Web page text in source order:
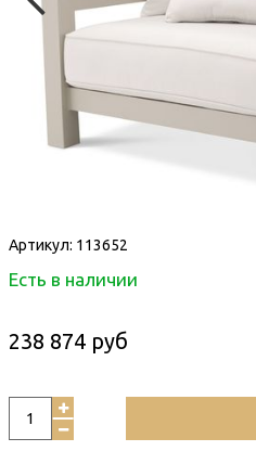
Артикул: 113652
Есть в наличии
238 874 руб